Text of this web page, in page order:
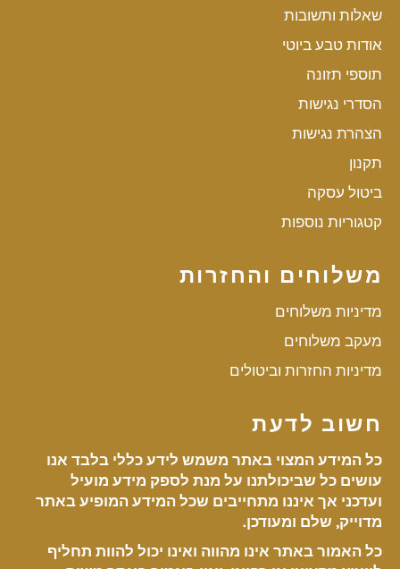
שאלות ותשובות
אודות טבע ביוטי
תוספי תזונה
הסדרי נגישות
הצהרת נגישות
תקנון
ביטול עסקה
קטגוריות נוספות
משלוחים והחזרות
מדיניות משלוחים
מעקב משלוחים
מדיניות החזרות וביטולים
חשוב לדעת
כל המידע המצוי באתר משמש לידע כללי בלבד אנו
עושים כל שביכולתנו על מנת לספק מידע מועיל
ועדכני אך איננו מתחייבים שכל המידע המופיע באתר
מדוייק, שלם ומעודכן.
כל האמור באתר אינו מהווה ואינו יכול להוות תחליף